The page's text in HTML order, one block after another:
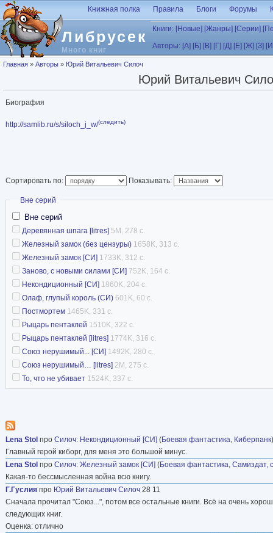
Перейти к основному содержанию
Либрусек
Много книг
Книжная полка Правила Блоги Форумы
Книги: [Новые] [Жанры] [Серии]
Авторы: [А] [Б] [В] [Г] [Д] [Е] [Ж] [З]
Вы здесь
Главная » Авторы » Юрий Витальевич Силоч
Юрий Витальевич
Биография
http://samlib.ru/s/siloch_j_w/(следить)
Сортировать по: Показывать:
Скрыть
Вне серий
Вне серий
Деревянная шпага [litres] 5M, 278 с.
Железный замок (без цензуры) 1658K, 313 с.
Железный замок [СИ] 1733K, 312 с.
Заново, с новыми силами [СИ] 752K, 164 с.
Некондиционный [CИ] 1860K, 204 с.
Олаф, глупый король (СИ) 601K, 60 с.
Постмортем 1465K, 331 с.
Рыцарь пентаклей 1510K, 322 с.
Рыцарь пентаклей [litres] 1774K, 316 с.
Союз нерушимый... [СИ] 1492K, 280 с.
Союз нерушимый… [litres] 2M, 275 с.
То, что не убивает 1524K, 337 с.
Lena Stol про Силоч: Некондиционный [CИ] (Боевая фантастика, Киберпанк
Главный герой киборг, для меня это большой минус.
Lena Stol про Силоч: Железный замок [СИ] (Боевая фантастика, Самиздат,
Какая-то бессмысленная война всю книгу.
Г.Гуслия про Юрий Витальевич Силоч 28 11
Сначала прочитал "Союз...", потом все остальные книги. Всё на очень
следующих книг.
Оценка: отлично